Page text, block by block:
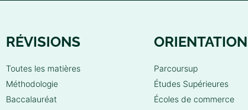
RÉVISIONS
Toutes les matières
Méthodologie
Baccalauréat
ORIENTATION
Parcoursup
Études Supérieures
Écoles de commerce